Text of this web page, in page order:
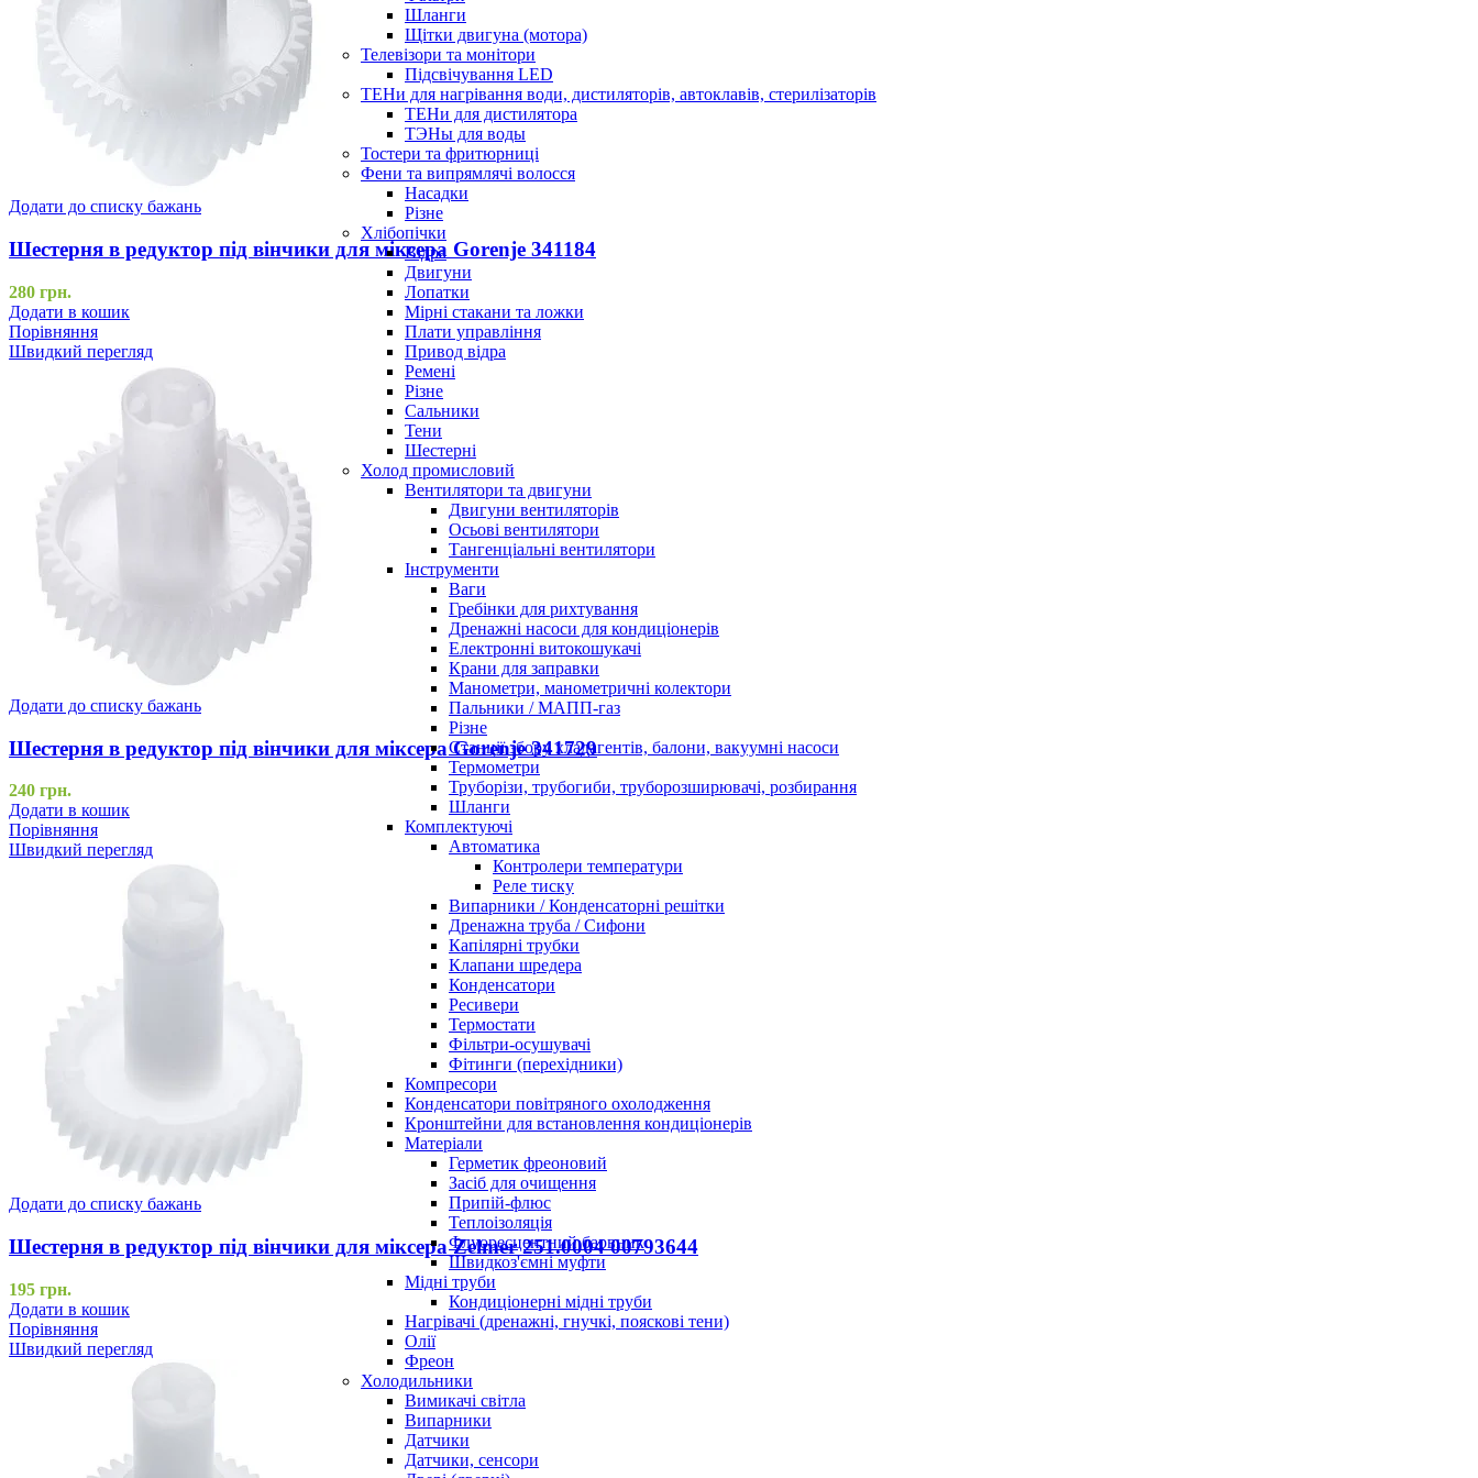
Шланги
Щітки двигуна (мотора)
Телевізори та монітори
Підсвічування LED
ТЕНи для нагрівання води, дистиляторів, автоклавів, стерилізаторів
ТЕНи для дистилятора
ТЭНы для воды
Тостери та фритюрниці
Фени та випрямлячі волосся
Насадки
Різне
Хлібопічки
Відра
Двигуни
Лопатки
Мірні стакани та ложки
Плати управління
Привод відра
Ремені
Різне
Сальники
Тени
Шестерні
Холод промисловий
Вентилятори та двигуни
Двигуни вентиляторів
Осьові вентилятори
Тангенціальні вентилятори
Інструменти
Ваги
Гребінки для рихтування
Дренажні насоси для кондиціонерів
Електронні витокошукачі
Крани для заправки
Манометри, манометричні колектори
Пальники / МАПП-газ
Різне
Станції збору хладагентів, балони, вакуумні насоси
Термометри
Труборізи, трубогиби, труборозширювачі, розбирання
Шланги
Комплектуючі
Автоматика
Контролери температури
Реле тиску
Випарники / Конденсаторні решітки
Дренажна труба / Сифони
Капілярні трубки
Клапани шредера
Конденсатори
Ресивери
Термостати
Фільтри-осушувачі
Фітинги (перехідники)
Компресори
Конденсатори повітряного охолодження
Кронштейни для встановлення кондиціонерів
Матеріали
Герметик фреоновий
Засіб для очищення
Припій-флюс
Теплоізоляція
Флуоресцентний барвник
Швидкоз'ємні муфти
Мідні труби
Кондиціонерні мідні труби
Нагрівачі (дренажні, гнучкі, пояскові тени)
Олії
Фреон
Холодильники
Вимикачі світла
Випарники
Датчики
Датчики, сенсори
Додати до списку бажань
Шестерня в редуктор під вінчики для міксера Gorenje 341184
280 грн.
Додати в кошик
Порівняння
Швидкий перегляд
Додати до списку бажань
Шестерня в редуктор під вінчики для міксера Gorenje 341729
240 грн.
Додати в кошик
Порівняння
Швидкий перегляд
Додати до списку бажань
Шестерня в редуктор під вінчики для міксера Zelmer 251.0004 00793644
195 грн.
Додати в кошик
Порівняння
Швидкий перегляд